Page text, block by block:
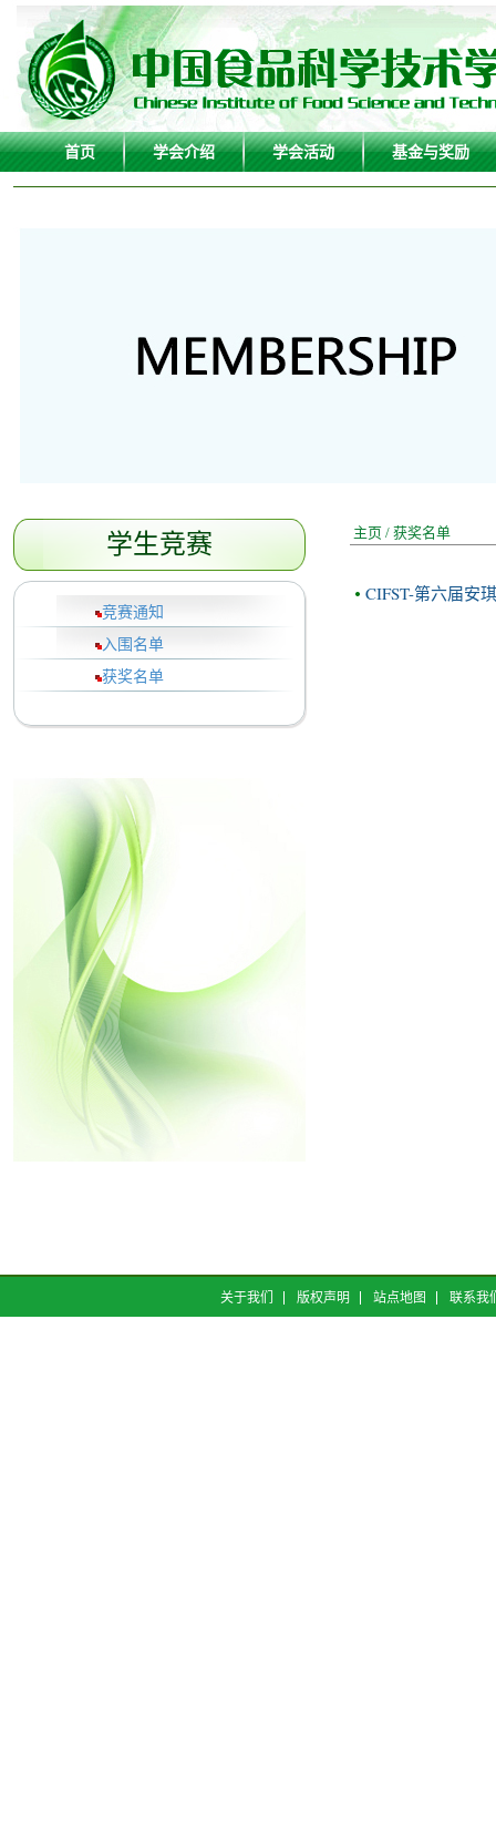
首页 学会介绍 学会活动 基金与奖励
学生竞赛
竞赛通知
入围名单
获奖名单
主页 / 获奖名单
CIFST-第六届安
关于我们 版权声明 站点地图 联系我